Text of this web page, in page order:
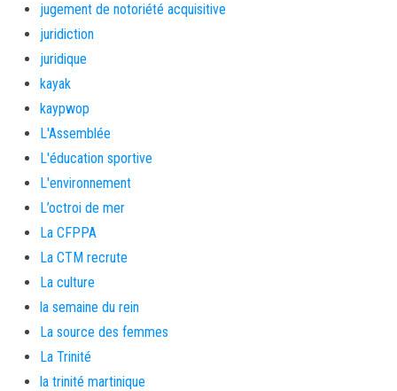
jugement de notoriété acquisitive
juridiction
juridique
kayak
kaypwop
L'Assemblée
L'éducation sportive
L'environnement
L’octroi de mer
La CFPPA
La CTM recrute
La culture
la semaine du rein
La source des femmes
La Trinité
la trinité martinique